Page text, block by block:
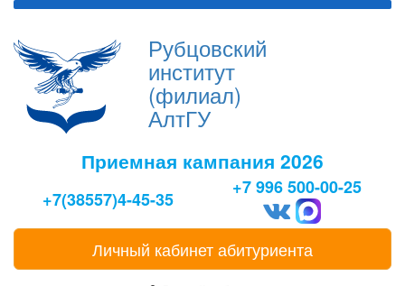
Рубцовский
институт
(филиал)
АлтГУ
Приемная кампания 2026
+7(38557)4-45-35
+7 996 500-00-25
Личный кабинет абитуриента